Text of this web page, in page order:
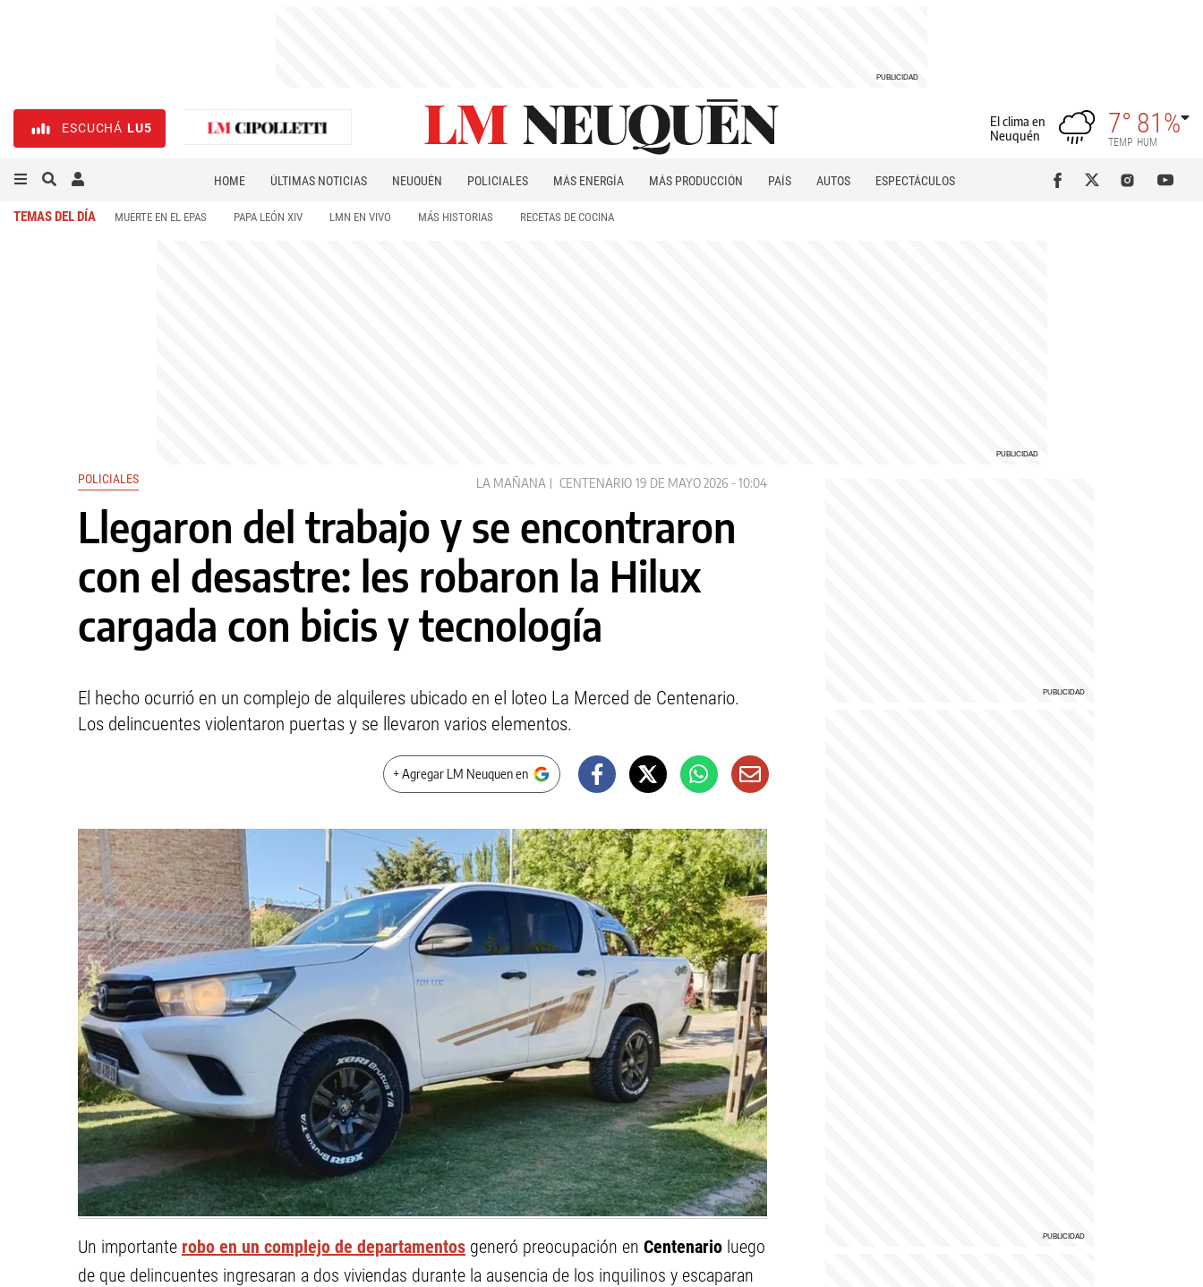
ESCUCHÁ LU5
El clima en
Neuquén
7°
TEMP
81%
HUM
HOME ÚLTIMAS NOTICIAS NEUQUÉN POLICIALES MÁS ENERGÍA MÁS PRODUCCIÓN PAÍS AUTOS
ESPECTÁCULOS
TEMAS DEL DÍA MUERTE EN EL EPAS PAPA LEÓN XIV LMN EN VIVO MÁS HISTORIAS RECETAS DE COCINA
POLICIALES LA MAÑANA CENTENARIO 19 DE MAYO 2026 - 10:04
Llegaron del trabajo y se encontraron
con el desastre: les robaron la Hilux
cargada con bicis y tecnología
El hecho ocurrió en un complejo de alquileres ubicado en el loteo La Merced de Centenario.
Los delincuentes violentaron puertas y se llevaron varios elementos.
+ Agregar LM Neuquen en
Un importante robo en un complejo de departamentos generó preocupación en Centenario luego
de que delincuentes ingresaran a dos viviendas durante la ausencia de los inquilinos y escaparan